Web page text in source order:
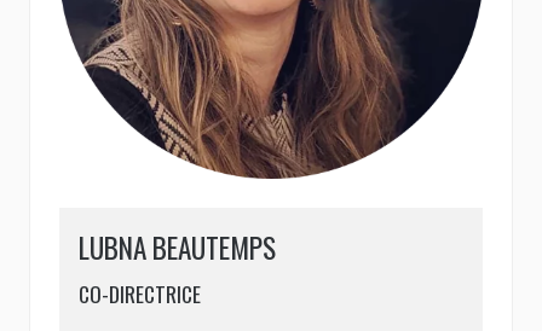
LUBNA BEAUTEMPS
CO-DIRECTRICE